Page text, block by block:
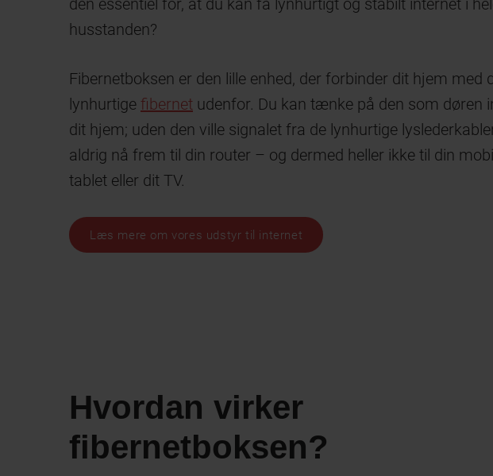
den essentiel for, at du kan få lynhurtigt og stabilt internet i
husstanden?
Fibernetboksen er den lille enhed, der forbinder dit hjem med
lynhurtige fibernet udenfor. Du kan tænke på den som døren
dit hjem; uden den ville signalet fra de lynhurtige
aldrig nå frem til din router – og dermed heller ikke til din
tablet eller dit TV.
Læs mere om vores udstyr til internet
Hvordan virker
fibernetboksen?